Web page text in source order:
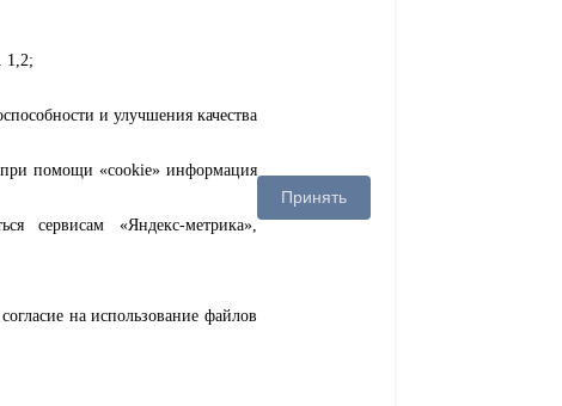
1,2;
и улучшения качества
при помощи «cookie» информация
сервисам «Яндекс-метрика»,
на использование файлов
Принять